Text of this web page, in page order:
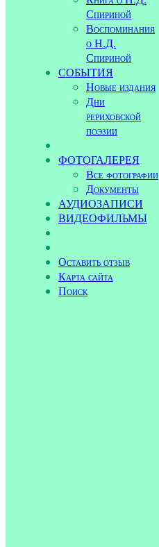
Спириной
Воспоминания
о Н.Д.
Спириной
СОБЫТИЯ
Новые издания
Дни
рериховской
поэзии
ФОТОГАЛЕРЕЯ
Все фотографии
Документы
АУДИОЗАПИСИ
ВИДЕОФИЛЬМЫ
Оставить отзыв
Карта сайта
Поиск